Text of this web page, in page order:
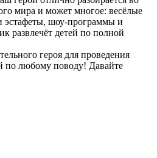
мира и может многое: весёлые
эстафеты, шоу-программы и
развлечёт детей по полной
героя для проведения
по любому поводу! Давайте